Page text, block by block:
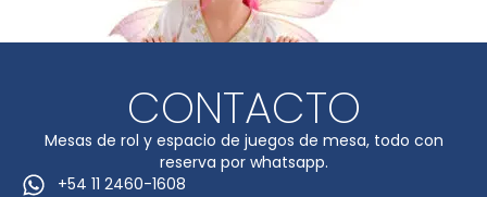
CONTACTO
Mesas de rol y espacio de juegos de mesa, todo con
reserva por whatsapp.
+54 11 2460-1608